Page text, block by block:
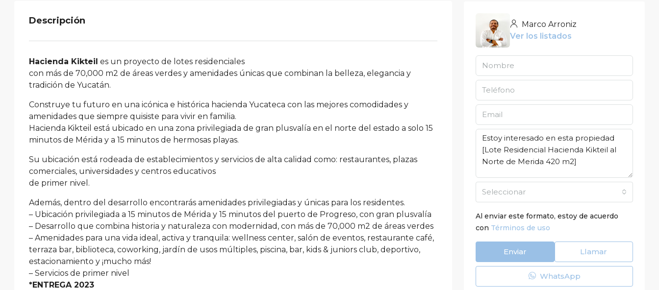
Descripción
Hacienda Kikteil es un proyecto de lotes residenciales
con más de 70,000 m2 de áreas verdes y amenidades únicas que combinan la belleza, elegancia y
tradición de Yucatán.
Construye tu futuro en una icónica e histórica hacienda Yucateca con las mejores comodidades y
amenidades que siempre quisiste para vivir en familia.
Hacienda Kikteil está ubicado en una zona privilegiada de gran plusvalía en el norte del estado a solo 15
minutos de Mérida y a 15 minutos de hermosas playas.
Su ubicación está rodeada de establecimientos y servicios de alta calidad como: restaurantes, plazas
comerciales, universidades y centros educativos
de primer nivel.
Además, dentro del desarrollo encontrarás amenidades privilegiadas y únicas para los residentes.
– Ubicación privilegiada a 15 minutos de Mérida y 15 minutos del puerto de Progreso, con gran plusvalía
– Desarrollo que combina historia y naturaleza con modernidad, con más de 70,000 m2 de áreas verdes
– Amenidades para una vida ideal, activa y tranquila: wellness center, salón de eventos, restaurante café,
terraza bar, biblioteca, coworking, jardín de usos múltiples, piscina, bar, kids & juniors club, deportivo,
estacionamiento y ¡mucho más!
– Servicios de primer nivel
*ENTREGA 2023
Marco Arroniz
Ver los listados
Seleccionar
Al enviar este formato, estoy de acuerdo
con Términos de uso
Enviar Llamar
WhatsApp